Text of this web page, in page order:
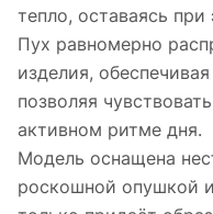
тепло, оставаясь
Пух равномерно
изделия,
позволяя
активном ритме дня.
Модель оснащена
роскошной опушкой